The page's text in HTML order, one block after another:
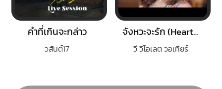
คำที่เกินจะกล่าว
วสันต์17
จังหวะจะรัก (Heartbeat)
วี วิโอเลต วอเทียร์